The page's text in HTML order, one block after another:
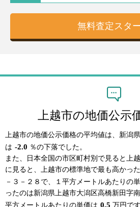
上越市の地価公示
上越市の地価公示価格の平均値は、新潟
は -2.0 ％の下落でした。
また、日本全国の市区町村別で見ると上
に見ると、上越市の標準地で最も高かっ
－３－２８で、１平方メートルあたりの
ったのは新潟県上越市大潟区高橋新田字
平方メートルあたりの単価は 0.5 万円です